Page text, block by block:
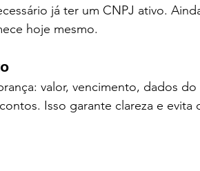
já ter um CNPJ ativo.
hoje mesmo.
valor, vencimento, dados do
Isso garante clareza e evita